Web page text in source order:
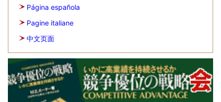
Página española
Pagine italiane
中文页面